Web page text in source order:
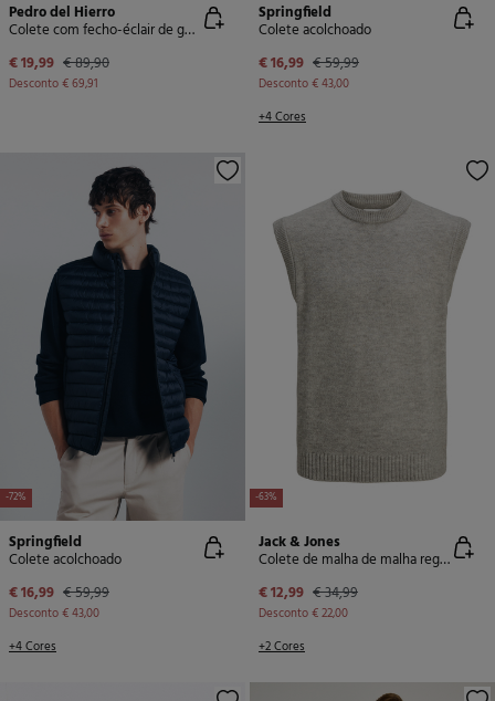
Pedro del Hierro
Colete com fecho-éclair de golfe
€ 19,99 € 89,90
Desconto€ 69,91
Springfield
Colete acolchoado
€ 16,99 € 59,99
Desconto€ 43,00
+4 Cores
-72%
Springfield
Colete acolchoado
€ 16,99 € 59,99
Desconto€ 43,00
+4 Cores
-63%
Jack & Jones
Colete de malha de malha regular
€ 12,99 € 34,99
Desconto€ 22,00
+2 Cores